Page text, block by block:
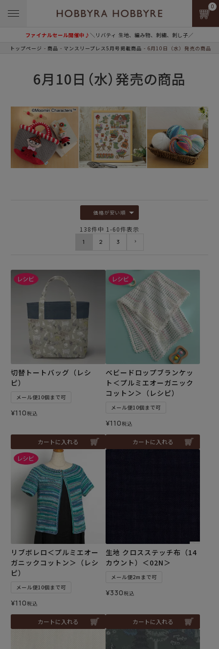
ファイナルセール開催中♪＼リバティ 生地、編み物、刺繍、刺し子／
0
トップページ 商品 マンスリープレス5月号掲載商品 6月10日（水）発売の商品
6月10日（水）発売の商品
価格が安い順
138件中 1 -60件表示
1 2 3
切替トートバッグ（レシ
ピ）
メール便10個まで可
¥110税込
カートに入れる
ベビードロップブランケッ
ト＜プルミエオーガニック
コットン＞（レシピ）
メール便10個まで可
¥110税込
カートに入れる
リブボレロ＜プルミエオー
ガニックコットン＞（レシ
ピ）
メール便10個まで可
¥110税込
カートに入れる
生地 クロスステッチ布（14
カウント）＜02N＞
メール便2mまで可
¥330税込
カートに入れる